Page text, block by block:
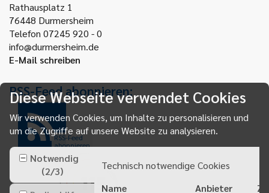
Rathausplatz 1
76448 Durmersheim
Telefon 07245 920 - 0
info@durmersheim.de
E-Mail schreiben
RSS-Feed abonnieren:
RSS-Feed
abonnieren
Diese Webseite verwendet Cookies
Wir verwenden Cookies, um Inhalte zu personalisieren und
um die Zugriffe auf unsere Website zu analysieren.
Notwendig
(2/3)
Technisch notwendige Cookies
Name
Anbieter